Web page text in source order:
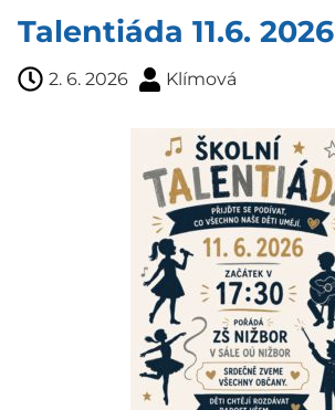
Talentiáda 11.6.
2. 6. 2026 Klímová